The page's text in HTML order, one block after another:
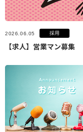
2026.06.05 採用
【求人】営業マン募集